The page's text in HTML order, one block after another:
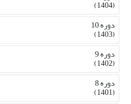
(1404)
دوره 10
(1403)
دوره 9
(1402)
دوره 8
(1401)